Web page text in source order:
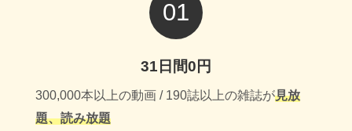
01
31日間0円
300,000本以上の動画 / 190誌以上の雑誌が見放
題、読み放題